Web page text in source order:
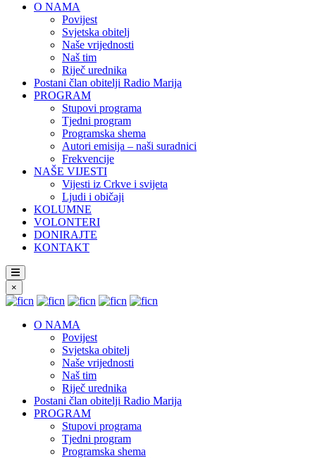
O NAMA
Povijest
Svjetska obitelj
Naše vrijednosti
Naš tim
Riječ urednika
Postani član obitelji Radio Marija
PROGRAM
Stupovi programa
Tjedni program
Programska shema
Autori emisija – naši suradnici
Frekvencije
NAŠE VIJESTI
Vijesti iz Crkve i svijeta
Ljudi i običaji
KOLUMNE
VOLONTERI
DONIRAJTE
KONTAKT
×
O NAMA
Povijest
Svjetska obitelj
Naše vrijednosti
Naš tim
Riječ urednika
Postani član obitelji Radio Marija
PROGRAM
Stupovi programa
Tjedni program
Programska shema